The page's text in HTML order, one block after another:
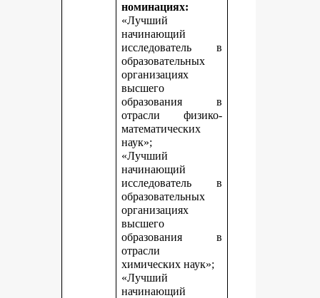
номинациях:
«Лучший
начинающий
исследователь в
образовательных
организациях
высшего
образования в
отрасли физико-
математических
наук»;
«Лучший
начинающий
исследователь в
образовательных
организациях
высшего
образования в
отрасли
химических наук»;
«Лучший
начинающий